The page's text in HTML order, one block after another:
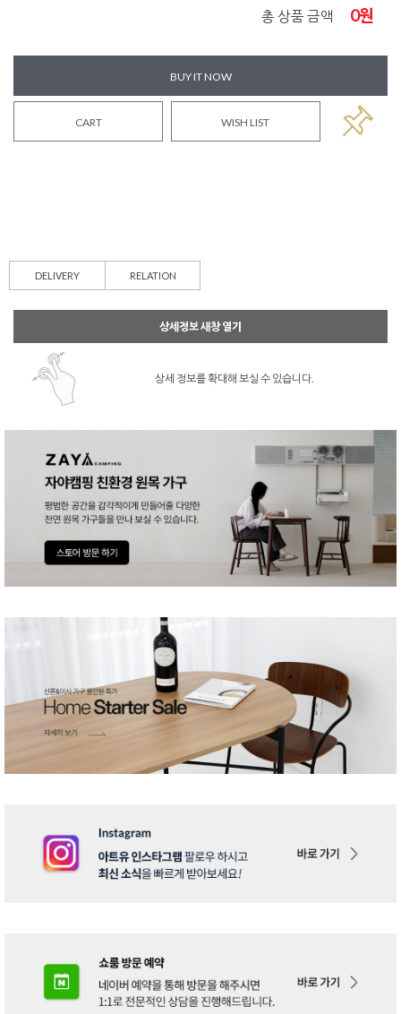
총 상품 금액 0원
BUY IT NOW
CART WISH LIST
DELIVERY RELATION
상세정보 새창 열기
상세 정보를 확대해 보실 수 있습니다.